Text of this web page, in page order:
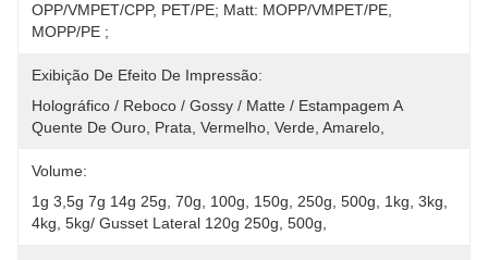
OPP/VMPET/CPP, PET/PE; Matt: MOPP/VMPET/PE,
MOPP/PE ;
Exibição De Efeito De Impressão:
Holográfico / Reboco / Gossy / Matte / Estampagem A
Quente De Ouro, Prata, Vermelho, Verde, Amarelo,
Volume:
1g 3,5g 7g 14g 25g, 70g, 100g, 150g, 250g, 500g, 1kg, 3kg,
4kg, 5kg/ Gusset Lateral 120g 250g, 500g,